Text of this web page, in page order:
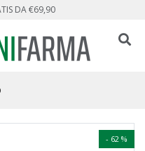
DA €69,90
- 62 %